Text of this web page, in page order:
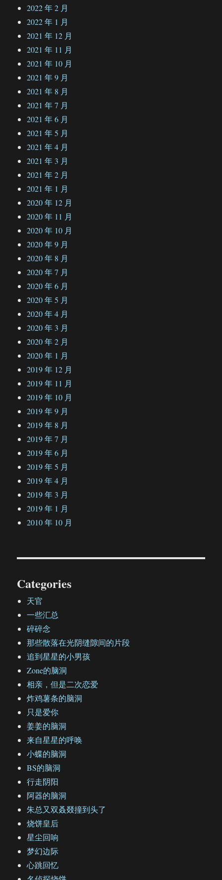
2022 年 2 月
2022 年 1 月
2021 年 12 月
2021 年 11 月
2021 年 10 月
2021 年 9 月
2021 年 8 月
2021 年 7 月
2021 年 6 月
2021 年 5 月
2021 年 4 月
2021 年 3 月
2021 年 2 月
2021 年 1 月
2020 年 12 月
2020 年 11 月
2020 年 10 月
2020 年 9 月
2020 年 8 月
2020 年 7 月
2020 年 6 月
2020 年 5 月
2020 年 4 月
2020 年 3 月
2020 年 2 月
2020 年 1 月
2019 年 12 月
2019 年 11 月
2019 年 10 月
2019 年 9 月
2019 年 8 月
2019 年 7 月
2019 年 6 月
2019 年 5 月
2019 年 4 月
2019 年 3 月
2019 年 1 月
2010 年 10 月
Categories
天官
一些汇总
碎碎念
那些散落在光阴缝隙间的片段
追到星星的小男孩
Zone的脑洞
相亲，但是二次恋爱
炸鸡薯条的脑洞
只是爱你
姜姜的脑洞
来自星星的呼唤
小蝶的脑洞
BS的脑洞
行走阴阳
阿器的脑洞
朱总又双叒叕撞到头了
烧饼皇后
星尘回响
梦幻边际
心跳回忆